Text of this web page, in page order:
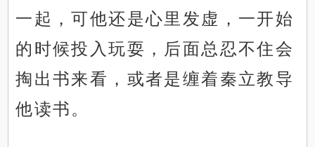
一起，可他还是心里发虚，一开始
的时候投入玩耍，后面总忍不住会
掏出书来看，或者是缠着秦立教导
他读书。